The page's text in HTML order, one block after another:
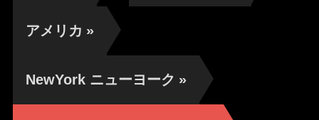
アメリカ »
NewYork ニューヨーク »